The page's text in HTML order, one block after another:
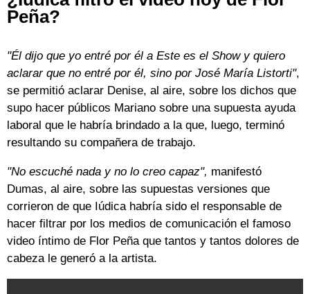
Peña?
"Él dijo que yo entré por él a Este es el Show y quiero
aclarar que no entré por él, sino por José María Listorti",
se permitió aclarar Denise, al aire, sobre los dichos que
supo hacer públicos Mariano sobre una supuesta ayuda
laboral que le habría brindado a la que, luego, terminó
resultando su compañera de trabajo.
"No escuché nada y no lo creo capaz", manifestó
Dumas, al aire, sobre las supuestas versiones que
corrieron de que Iúdica habría sido el responsable de
hacer filtrar por los medios de comunicación el famoso
video íntimo de Flor Peña que tantos y tantos dolores de
cabeza le generó a la artista.